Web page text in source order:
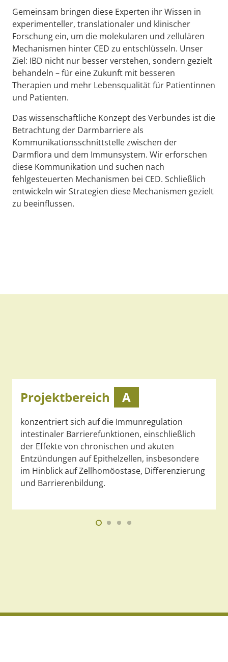
Gemeinsam bringen diese Experten ihr Wissen in
experimenteller, translationaler und klinischer
Forschung ein, um die molekularen und zellulären
Mechanismen hinter CED zu entschlüsseln. Unser
Ziel: IBD nicht nur besser verstehen, sondern gezielt
behandeln – für eine Zukunft mit besseren
Therapien und mehr Lebensqualität für Patientinnen
und Patienten.
Das wissenschaftliche Konzept des Verbundes ist die
Betrachtung der Darmbarriere als
Kommunikationsschnittstelle zwischen der
Darmflora und dem Immunsystem. Wir erforschen
diese Kommunikation und suchen nach
fehlgesteuerten Mechanismen bei CED. Schließlich
entwickeln wir Strategien diese Mechanismen gezielt
zu beeinflussen.
Projektbereich A
konzentriert sich auf die Immunregulation
intestinaler Barrierefunktionen, einschließlich
der Effekte von chronischen und akuten
Entzündungen auf Epithelzellen, insbesondere
im Hinblick auf Zellhomöostase, Differenzierung
und Barrierenbildung.